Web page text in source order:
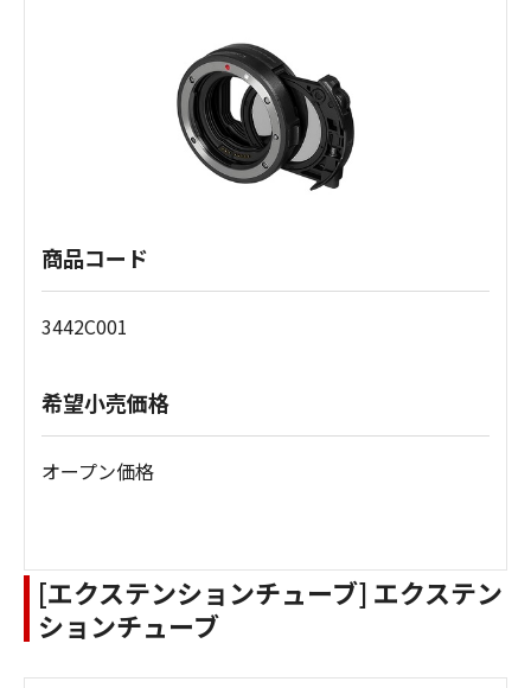
商品コード
3442C001
希望小売価格
オープン価格
[エクステンションチューブ] エクステン
ションチューブ